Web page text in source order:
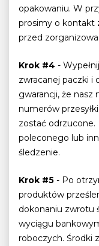
opakowaniu. W
prosimy o kontakt
przed
Krok #4 -
zwracanej paczki i
gwarancji, że
numerów
zostać odrzucone.
poleconego lub
śledzenie.
Krok #5 - Po
produktów
dokonaniu zwrotu
wyciągu
roboczych. Środki